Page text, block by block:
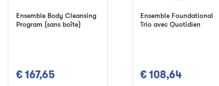
Ensemble Body Cleansing
Program (sans boîte)
€ 167,65
Ensemble Foundational
Trio avec Quotidien
€ 108,64